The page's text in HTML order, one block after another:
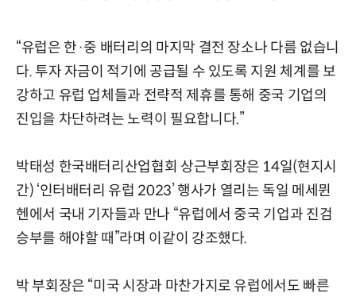
“유럽은 한·중 배터리의 마지막 결전 장소나 다름 없습니
다. 투자 자금이 적기에 공급될 수 있도록 지원 체계를 보
강하고 유럽 업체들과 전략적 제휴를 통해 중국 기업의
진입을 차단하려는 노력이 필요합니다.”
박태성 한국배터리산업협회 상근부회장은 14일(현지시
간) ‘인터배터리 유럽 2023’ 행사가 열리는 독일 메세뮌
헨에서 국내 기자들과 만나 “유럽에서 중국 기업과 진검
승부를 해야할 때”라며 이같이 강조했다.
박 부회장은 “미국 시장과 마찬가지로 유럽에서도 빠른